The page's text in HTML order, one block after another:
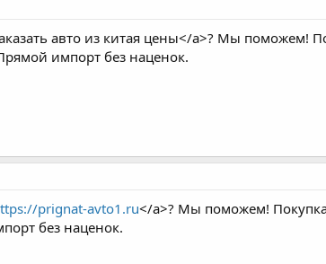
авто из китая цены</a>? Мы поможем!
импорт без наценок.
prignat-avto1.ru</a>? Мы поможем! Покупка
без наценок.